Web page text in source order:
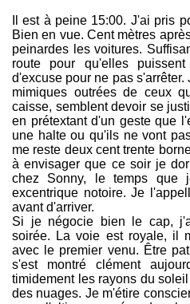
Il est à peine 15:00. J'ai pris
Bien en vue. Cent mètres
peinardes les voitures.
route pour qu'elles
d'excuse pour ne pas
mimiques outrées de ceux
caisse, semblent devoir se
en prétextant d'un geste que
une halte ou qu'ils ne vont
me reste deux cent trente
à envisager que ce soir je
chez Sonny, le temps que
excentrique notoire. Je
avant d'arriver.
Si je négocie bien le cap,
soirée. La voie est royale, il
avec le premier venu. Être
s'est montré clément
timidement les rayons du
des nuages. Je m'étire